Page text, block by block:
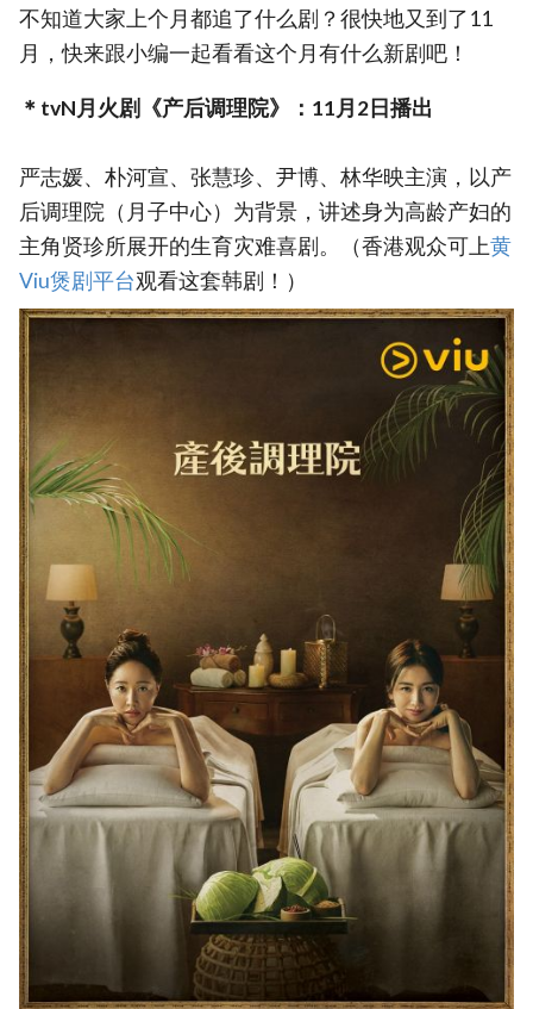
不知道大家上个月都追了什么剧？很快地又到了11
月，快来跟小编一起看看这个月有什么新剧吧！
＊tvN月火剧《产后调理院》：11月2日播出
严志媛、朴河宣、张慧珍、尹博、林华映主演，以产
后调理院（月子中心）为背景，讲述身为高龄产妇的
主角贤珍所展开的生育灾难喜剧。（香港观众可上黄
Viu煲剧平台观看这套韩剧！）